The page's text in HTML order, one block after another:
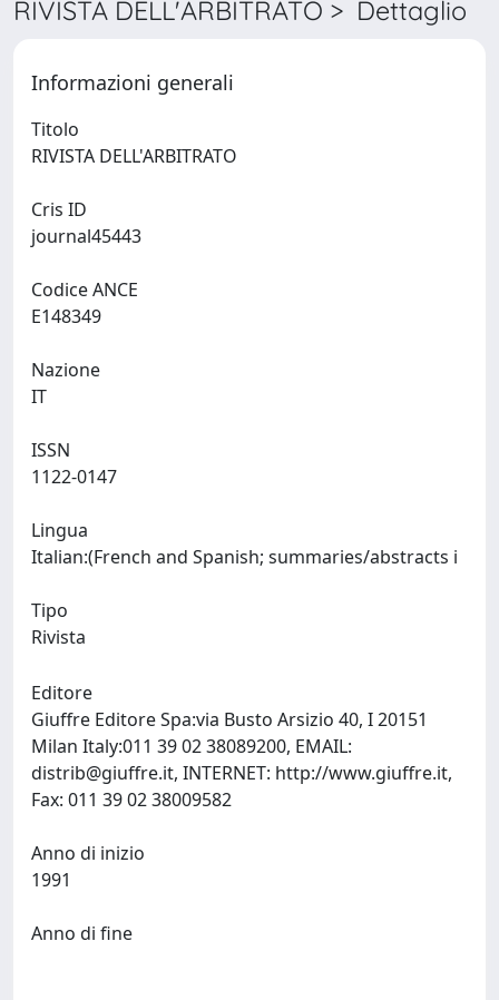
RIVISTA DELL'ARBITRATO > Dettaglio
Informazioni generali
Titolo
Cris ID
Codice ANCE
Nazione
ISSN
Lingua
Tipo
Rivista
Editore
Giuffre Editore Spa:via Busto Arsizio 40, I 20151
Milan Italy:011 39 02 38089200, EMAIL:
distrib@giuffre.it, INTERNET: http://www.giuffre.it,
Anno di inizio
Anno di fine